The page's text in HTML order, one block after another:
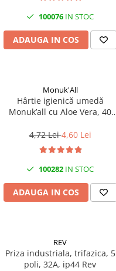
100076 IN STOC
ADAUGA IN COS
Monuk'All
Hârtie igienică umedă
Monuk’all cu Aloe Vera, 40
alcool
4,72 Lei4,60 Lei
100282 IN STOC
ADAUGA IN COS
REV
Priza industriala, trifazica, 5
poli, 32A, ip44 Rev